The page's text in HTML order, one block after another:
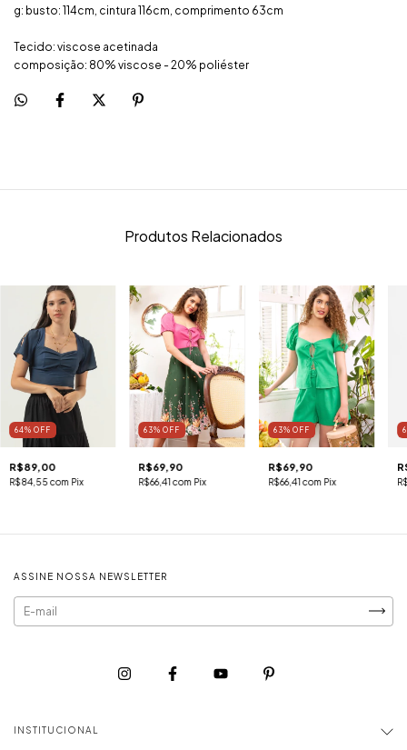
g: busto: 114cm, cintura 116cm, comprimento 63cm
Tecido: viscose acetinada
composição: 80% viscose - 20% poliéster
Produtos Relacionados
64% OFF
R$89,00
R$84,55com Pix
63%OFF
R$69,90
R$66,41com Pix
63% OFF
R$69,90
R$66,41com Pix
ASSINE NOSSA NEWSLETTER
INSTITUCIONAL